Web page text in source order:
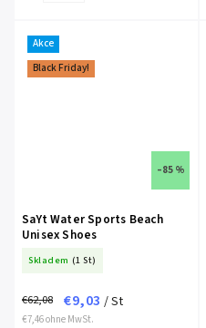
Akce
Black Friday!
–85 %
SaYt Water Sports Beach
Unisex Shoes
Skladem (1 St)
€7,46 ohne MwSt.
€62,08 €9,03 / St